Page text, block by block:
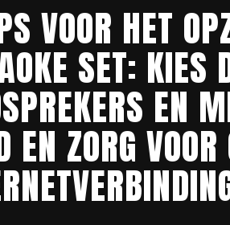
VOOR HET
SET: KIES
EN
EN ZORG VOOR